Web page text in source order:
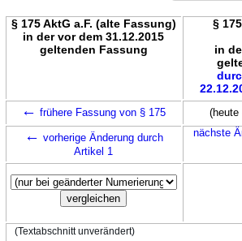
§ 175 AktG a.F. (alte Fassung)
in der vor dem 31.12.2015
geltenden Fassung
§
in
← frühere Fassung von § 175 (heute
← vorherige Änderung durch
Artikel 1
nächste
(Textabschnitt unverändert)